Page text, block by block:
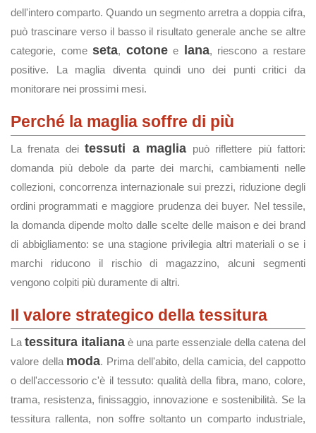
dell'intero comparto. Quando un segmento arretra a doppia cifra,
può trascinare verso il basso il risultato generale anche se altre
categorie, come seta, cotonee lana, riescono a restare
positive. La maglia diventa quindi uno dei punti critici da
monitorare nei prossimi mesi.
Perché la maglia soffre di più
La frenata deitessuti a maglia può riflettere più fattori:
domanda più debole da parte dei marchi, cambiamenti nelle
collezioni, concorrenza internazionale sui prezzi, riduzione degli
ordini programmati e maggiore prudenza dei buyer. Nel tessile,
la domanda dipende molto dalle scelte delle maison e dei brand
di abbigliamento: se una stagione privilegia altri materiali o se i
marchi riducono il rischio di magazzino, alcuni segmenti
vengono colpiti più duramente di altri.
Il valore strategico della tessitura
La tessitura italiana è una parte essenziale della catena del
valore della moda. Prima dell'abito, della camicia, del cappotto
o dell'accessorio c'è il tessuto: qualità della fibra, mano, colore,
trama, resistenza, finissaggio, innovazione e sostenibilità. Se la
tessitura rallenta, non soffre soltanto un comparto industriale,